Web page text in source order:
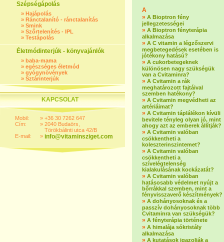
Szépségápolás
» Hajápolás
» Ránctalanító - ránctalanítás
» Smink
» Szőrtelenítés - IPL
» Testápolás
Életmódinterjúk - könyvajánlók
» baba-mama
» egészséges életmód
» gyógynövények
» Sztárinterjúk
KAPCSOLAT
Mobil:
Cím:
E-mail:
»
»
»
+36 30 7262 647
2040 Budaörs,
Törökbálinti utca 42/B
info@vitaminsziget.com
A
» A Bioptron fény
jellegzetességei
» A Bioptron fényterápia
alkalmazása
» A C vitamin a légzőszervi
megbetegedések esetében is
jótékony hatású?
» A cukorbetegeknek
különösen nagy szükségük
van a Cvitaminra?
» A Cvitamin a rák
meghatározott fajtáival
szemben hatékony?
» A Cvitamin megvédheti az
artériáimat?
» A Cvitamin táplálékon kívüli
bevitele tényleg olyan jó, mint
ahogy azt az emberek állítják?
» A Cvitamin valóban
csökkentheti a
koleszterinszintemet?
» A Cvitamin valóban
csökkentheti a
szívelégtelenség
kialakulásának kockázatát?
» A Cvitamin valóban
hatásosabb védelmet nyújt a
bőrrákkal szemben, mint a
fényvisszaverő készítmények?
» A dohányosoknak és a
passzív dohányosoknak több
Cvitaminra van szükségük?
» A fényterápia története
» A himalája sókristály
alkalmazása
» A kutatások igazolják a